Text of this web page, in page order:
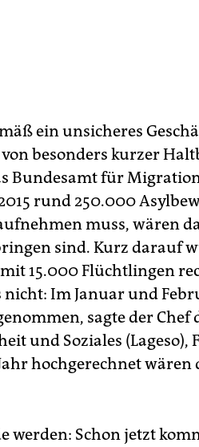
ein unsicheres
besonders kurzer
Bundesamt für
rund 250.000
muss, wären
sind. Kurz darauf
15.000 Flüchtlingen
Im Januar und
sagte der Chef
und Soziales (Lageso),
hochgerechnet
werden: Schon jetzt